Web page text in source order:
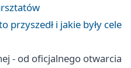
przyszedł i jakie były cele
- od oficjalnego otwarcia